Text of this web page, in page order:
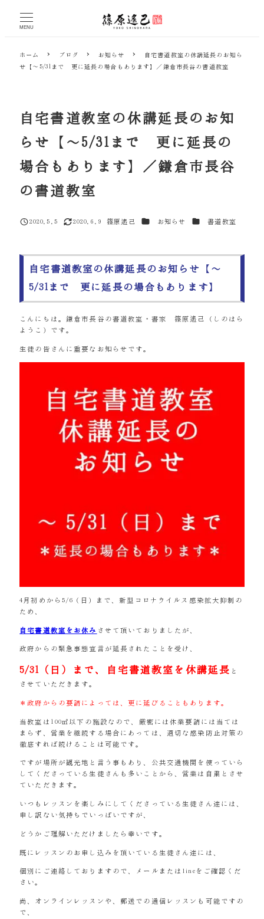
MENU
ホーム ブログ お知らせ
自宅書道教室の休講延長のお知ら
せ【～5/31まで 更に延長の場合もあります】／鎌倉市長谷の書道教室
自宅書道教室の休講延長のお知
らせ【～5/31まで 更に延長の
場合もあります】／鎌倉市長谷
の書道教室
投稿日
2020.5.5
更新日
2020.6.9
篠原遙己 カテゴリー
お知らせ カテゴリー
書道教室
自宅書道教室の休講延長のお知らせ【～
5/31まで 更に延長の場合もあります】
こんにちは。鎌倉市長谷の書道教室・書家 篠原遙己（しのはら
ようこ）です。
生徒の皆さんに重要なお知らせです。
4月初めから5/6（日）まで、新型コロナウイルス感染拡大抑制の
ため、
自宅書道教室をお休み させて頂いておりましたが、
政府からの緊急事態宣言が延長されたことを受け、
5/31（日）まで、自宅書道教室を休講延長 と
させていただきます。
＊政府からの要請によっては、更に延びることもあります。
当教室は100㎡以下の施設なので、厳密には休業要請には当ては
まらず、営業を継続する場合にあっては、適切な感染防止対策の
徹底すれば続けることは可能です。
ですが場所が観光地と言う事もあり、公共交通機関を使っていら
してくださっている生徒さんも多いことから、営業は自粛とさせ
ていただきます。
いつもレッスンを楽しみにしてくださっている生徒さん達には、
申し訳ない気持ちでいっぱいですが、
どうかご理解いただけましたら幸いです。
既にレッスンのお申し込みを頂いている生徒さん達には、
個別にご連絡しておりますので、メールまたはlineをご確認くだ
さい。
尚、オンラインレッスンや、郵送での通信レッスンも可能ですの
で、